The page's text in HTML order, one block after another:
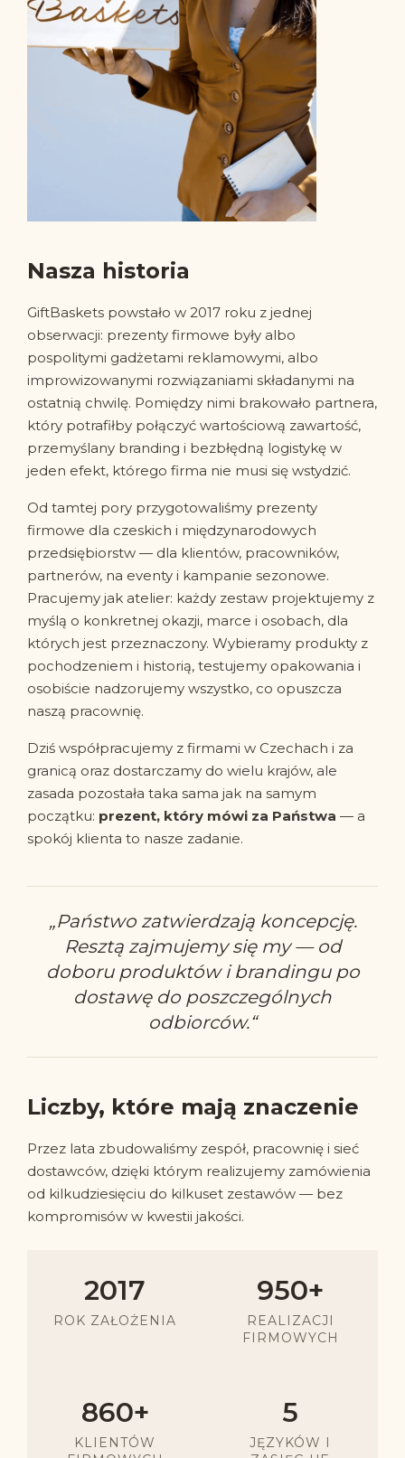
Nasza historia
GiftBaskets powstało w 2017 roku z jednej
obserwacji: prezenty firmowe były albo
pospolitymi gadżetami reklamowymi, albo
improwizowanymi rozwiązaniami składanymi na
ostatnią chwilę. Pomiędzy nimi brakowało partnera,
który potrafiłby połączyć wartościową zawartość,
przemyślany branding i bezbłędną logistykę w
jeden efekt, którego firma nie musi się wstydzić.
Od tamtej pory przygotowaliśmy prezenty
firmowe dla czeskich i międzynarodowych
przedsiębiorstw — dla klientów, pracowników,
partnerów, na eventy i kampanie sezonowe.
Pracujemy jak atelier: każdy zestaw projektujemy z
myślą o konkretnej okazji, marce i osobach, dla
których jest przeznaczony. Wybieramy produkty z
pochodzeniem i historią, testujemy opakowania i
osobiście nadzorujemy wszystko, co opuszcza
naszą pracownię.
Dziś współpracujemy z firmami w Czechach i za
granicą oraz dostarczamy do wielu krajów, ale
zasada pozostała taka sama jak na samym
początku: prezent, który mówi za Państwa — a
spokój klienta to nasze zadanie.
„Państwo zatwierdzają koncepcję.
Resztą zajmujemy się my — od
doboru produktów i brandingu po
dostawę do poszczególnych
odbiorców.“
Liczby, które mają znaczenie
Przez lata zbudowaliśmy zespół, pracownię i sieć
dostawców, dzięki którym realizujemy zamówienia
od kilkudziesięciu do kilkuset zestawów — bez
kompromisów w kwestii jakości.
2017
ROK ZAŁOŻENIA
950+
REALIZACJI
FIRMOWYCH
860+
KLIENTÓW
5
JĘZYKÓW I